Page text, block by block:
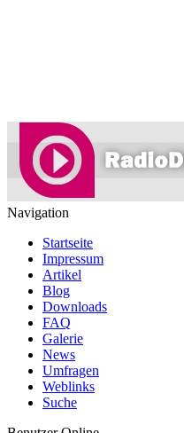
Navigation
Startseite
Impressum
Artikel
Blog
Downloads
FAQ
Galerie
News
Umfragen
Weblinks
Suche